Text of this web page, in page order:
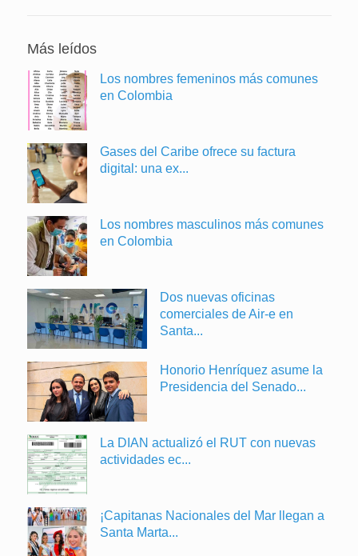
Más leídos
Los nombres femeninos más comunes
en Colombia
Gases del Caribe ofrece su factura
digital: una ex...
Los nombres masculinos más comunes
en Colombia
Dos nuevas oficinas
comerciales de Air-e en
Santa...
Honorio Henríquez asume la
Presidencia del Senado...
La DIAN actualizó el RUT con nuevas
actividades ec...
¡Capitanas Nacionales del Mar llegan a
Santa Marta...